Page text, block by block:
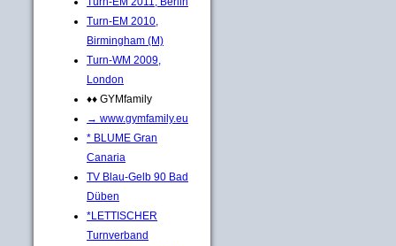
Turn-EM 2010,
Birmingham (M)
Turn-WM 2009,
London
♦♦ GYMfamily
→ www.gymfamily.eu
* BLUME Gran
Canaria
TV Blau-Gelb 90 Bad
Düben
*LETTISCHER
Turnverband